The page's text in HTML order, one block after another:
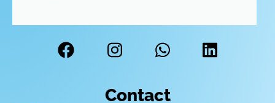
Contact